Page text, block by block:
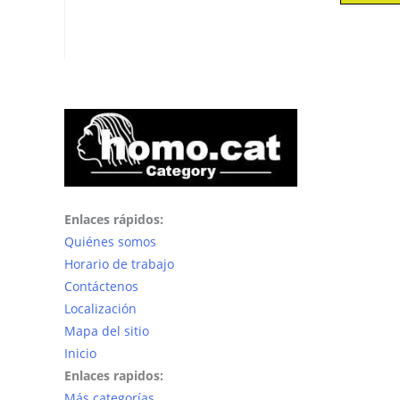
Enlaces rápidos:
Quiénes somos
Horario de trabajo
Contáctenos
Localización
Mapa del sitio
Inicio
Enlaces rapidos: